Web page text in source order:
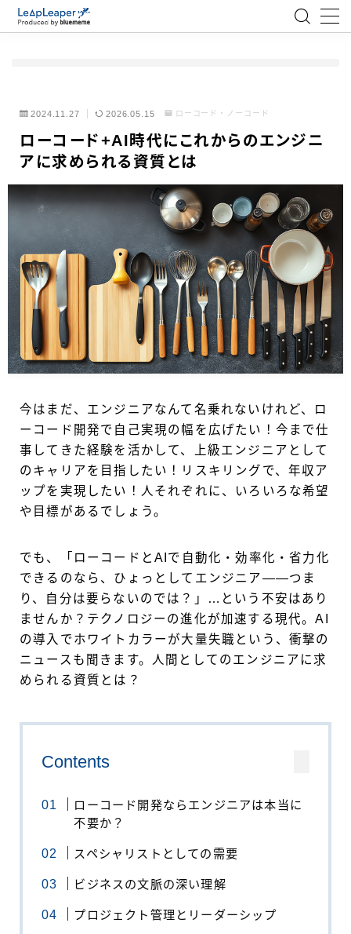
エンジニア
AI
アジャイル
テクノロジー
BlueMeme
2024.11.27 2026.05.15 ローコード・ノーコード
ローコード+AI時代にこれからのエンジニ
アに求められる資質とは
今はまだ、エンジニアなんて名乗れないけれど、ロ
ーコード開発で自己実現の幅を広げたい！今まで仕
事してきた経験を活かして、上級エンジニアとして
のキャリアを目指したい！リスキリングで、年収ア
ップを実現したい！人それぞれに、いろいろな希望
や目標があるでしょう。
でも、「ローコードとAIで自動化・効率化・省力化
できるのなら、ひょっとしてエンジニア——つま
り、自分は要らないのでは？」…という不安はあり
ませんか？テクノロジーの進化が加速する現代。AI
の導入でホワイトカラーが大量失職という、衝撃の
ニュースも聞きます。人間としてのエンジニアに求
められる資質とは？
Contents
ローコード開発ならエンジニアは本当に
不要か？
スペシャリストとしての需要
ビジネスの文脈の深い理解
プロジェクト管理とリーダーシップ